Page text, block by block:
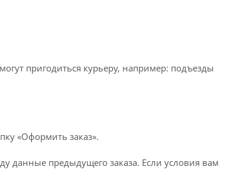
пригодиться курьеру, например: подъезды
«Оформить заказ».
данные предыдущего заказа. Если условия вам